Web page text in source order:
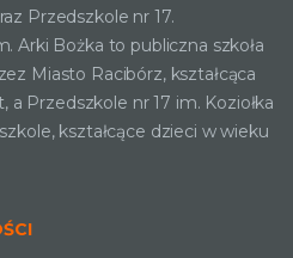
Przedszkole nr 17.
Arki Bożka to publiczna szkoła
Miasto Racibórz, kształcąca
a Przedszkole nr 17 im. Koziołka
kształcące dzieci w wieku